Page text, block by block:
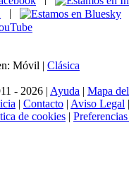
|
Móvil | Clásica
- 2026 | Ayuda | Mapa
| Contacto | Aviso Legal |
de cookies |